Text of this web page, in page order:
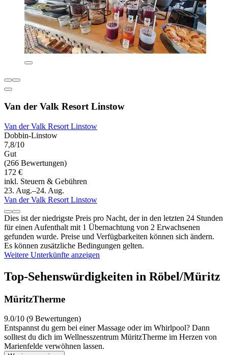
Van der Valk Resort Linstow
Van der Valk Resort Linstow
Dobbin-Linstow
7,8/10
Gut
(266 Bewertungen)
172 €
inkl. Steuern & Gebühren
23. Aug.–24. Aug.
Van der Valk Resort Linstow
Dies ist der niedrigste Preis pro Nacht, der in den letzten 24 Stunden
für einen Aufenthalt mit 1 Übernachtung von 2 Erwachsenen
gefunden wurde. Preise und Verfügbarkeiten können sich ändern.
Es können zusätzliche Bedingungen gelten.
Weitere Unterkünfte anzeigen
Top-Sehenswürdigkeiten in Röbel/Müritz
MüritzTherme
9.0/10 (9 Bewertungen)
Entspannst du gern bei einer Massage oder im Whirlpool? Dann
solltest du dich im Wellnesszentrum MüritzTherme im Herzen von
Marienfelde verwöhnen lassen.